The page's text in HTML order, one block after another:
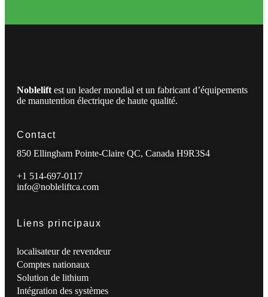
Noblelift est un leader mondial et un fabricant d’équipements
de manutention électrique de haute qualité.
Contact
850 Ellingham Pointe-Claire QC, Canada H9R3S4
+1 514-697-0117
info@nobleliftca.com
Liens principaux
localisateur de revendeur
Comptes nationaux
Solution de lithium
Intégration des systèmes